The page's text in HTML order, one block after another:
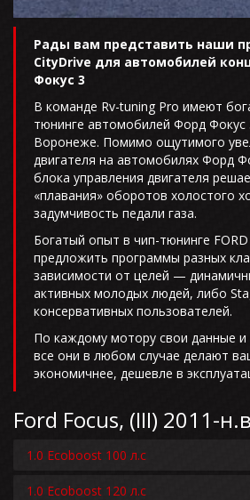
Рады вам представить наши
CityDrive для автомобилей
Фокус 3
В команде Rv-tuning Pro имеют
тюнинге автомобилей Форд Фокус
Воронеже. Помимо ощутимого
двигателя на автомобилях Форд
блока управления двигателя
«плавания» оборотов холостого
задумчивость педали газа.
Богатый опыт в чип-тюнинге
предложить программы разных
зависимости от целей —
активных молодых людей, либо
консервативных пользователей.
По каждому мотору свои данные и
все они в любом случае делают
экономичнее, дешевле в
Ford Focus, (III) 2011-
1.0 Ecoboost 100 л.с
1.0 Ecoboost 120 л.с